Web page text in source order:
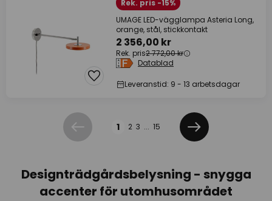
Rek. pris -15%
UMAGE LED-vägglampa Asteria Long,
orange, stål, stickkontakt
2 356,00 kr
Rek. pris2 772,00 kr
Datablad
Leveranstid: 9 - 13 arbetsdagar
Föregående
1 2 3 ... 15
Nästa
Designträdgårdsbelysning - snygga
accenter för utomhusområdet